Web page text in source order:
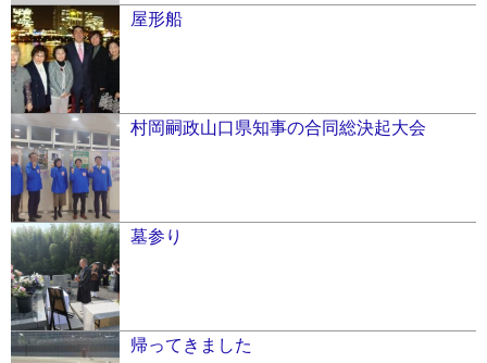
屋形船
村岡嗣政山口県知事の合同総決起大会
墓参り
帰ってきました